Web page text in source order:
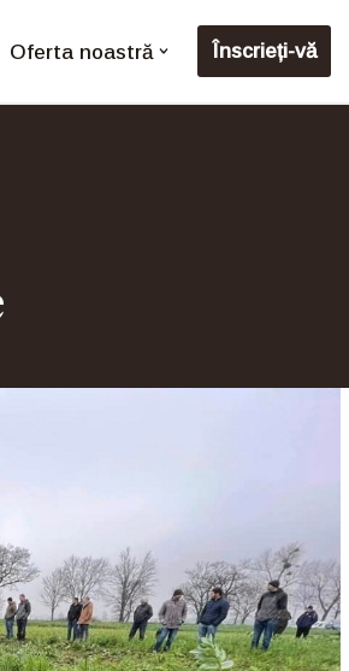
Oferta noastră Înscrieți-vă